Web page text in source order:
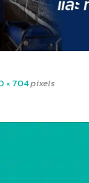
× 704pixels